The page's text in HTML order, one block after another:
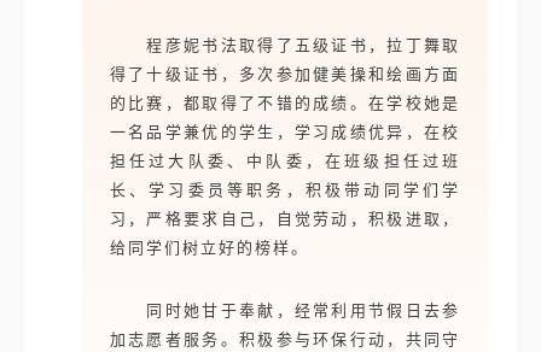
程彦妮书法取得了五级证书，拉丁舞取
得了十级证书，多次参加健美操和绘画方面
的比赛，都取得了不错的成绩。在学校她是
一名品学兼优的学生，学习成绩优异，在校
担任过大队委、中队委，在班级担任过班
长、学习委员等职务，积极带动同学们学
习，严格要求自己，自觉劳动，积极进取，
给同学们树立好的榜样。
同时她甘于奉献，经常利用节假日去参
加志愿者服务。积极参与环保行动，共同守